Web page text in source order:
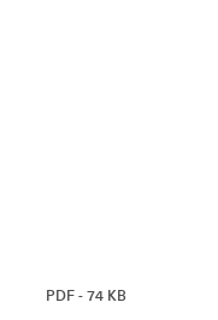
PDF - 74 KB